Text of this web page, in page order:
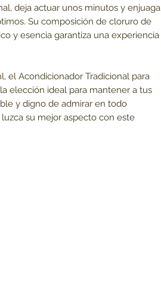
deja actuar unos minutos y enjuaga
Su composición de cloruro de
y esencia garantiza una experiencia
el Acondicionador Tradicional para
elección ideal para mantener a tus
y digno de admirar en todo
su mejor aspecto con este